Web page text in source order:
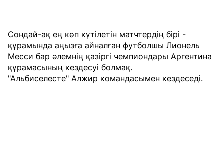
Сондай-ақ ең көп күтілетін матчтердің бірі -
құрамында аңызға айналған футболшы Лионель
Месси бар әлемнің қазіргі чемпиондары Аргентина
құрамасының кездесуі болмақ.
"Альбиселесте" Алжир командасымен кездеседі.